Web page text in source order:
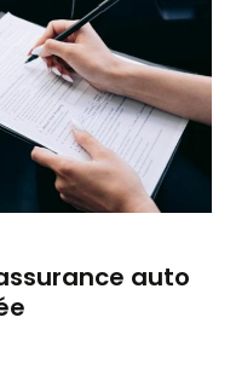
auto